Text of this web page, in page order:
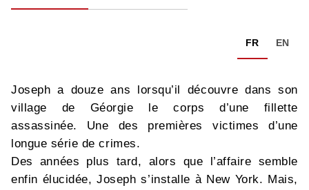
FR EN
Joseph a douze ans lorsqu’il découvre dans son
village de Géorgie le corps d’une fillette
assassinée. Une des premières victimes d’une
longue série de crimes.
Des années plus tard, alors que l’affaire semble
enfin élucidée, Joseph s’installe à New York. Mais,